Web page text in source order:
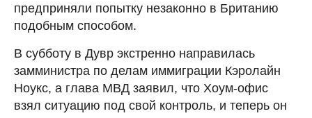
предприняли попытку незаконно в Британию
подобным способом.
В субботу в Дувр экстренно направилась
замминистра по делам иммиграции Кэролайн
Ноукс, а глава МВД заявил, что Хоум-офис
взял ситуацию под свой контроль, и теперь он